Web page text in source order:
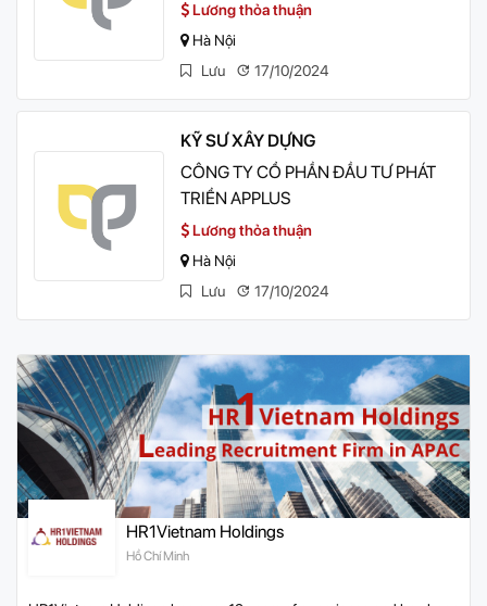
Lương thỏa thuận
Hà Nội
Lưu
17/10/2024
KỸ SƯ XÂY DỰNG
CÔNG TY CỔ PHẦN ĐẦU TƯ PHÁT
TRIỂN APPLUS
Lương thỏa thuận
Hà Nội
Lưu
17/10/2024
HR1Vietnam Holdings
Hồ Chí Minh